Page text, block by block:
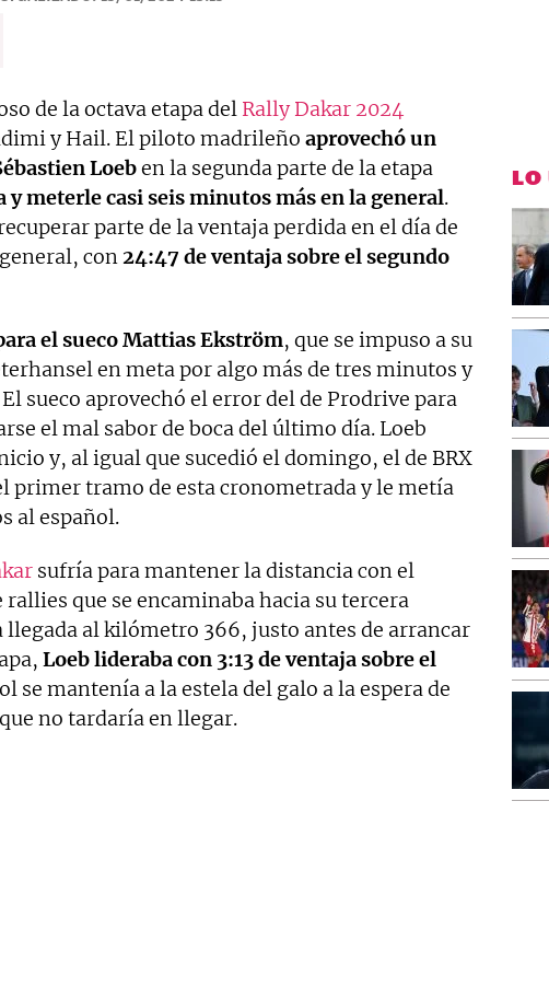
de la octava etapa del Rally Dakar 2024
y Hail. El piloto madrileño aprovechó un
Loeben la segunda parte de la etapa
y meterle casi seis minutos más en la general.
parte de la ventaja perdida en el día de
con24:47 de ventaja sobre el segundo
el sueco Mattias Ekström, que se impuso a su
en meta por algo más de tres minutos y
El sueco aprovechó el error del de Prodrive para
el mal sabor de boca del último día. Loeb
y, al igual que sucedió el domingo, el de BRX
primer tramo de esta cronometrada y le metía
al español.
sufría para mantener la distancia con el
rallies que se encaminaba hacia su tercera
llegada al kilómetro 366, justo antes de arrancar
Loeb lideraba con 3:13 de ventaja sobre el
se mantenía a la estela del galo a la espera de
no tardaría en llegar.
LO